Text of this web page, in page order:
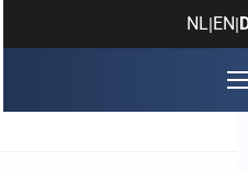
NL|EN|
Roozing